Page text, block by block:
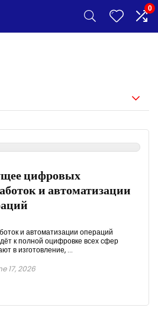
0
цифровых
и автоматизации
и автоматизации операций
к полной оцифровке всех сфер
в изготовление, ...
17, 2026